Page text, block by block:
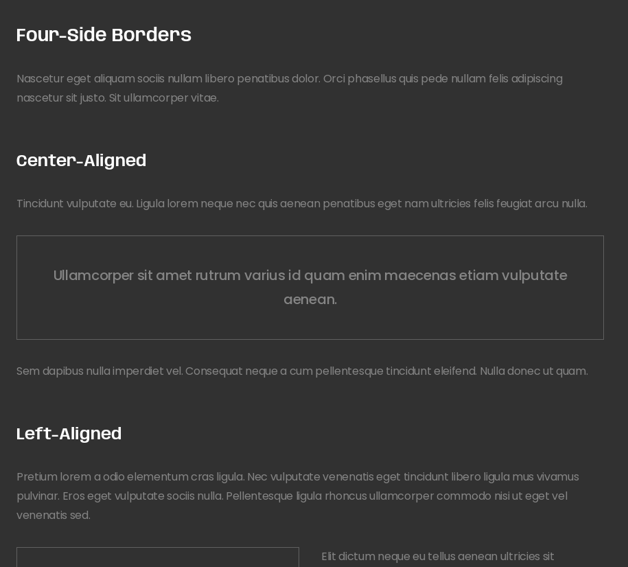
Four-Side Borders
Nascetur eget aliquam sociis nullam libero penatibus dolor. Orci phasellus quis pede nullam felis adipiscing
nascetur sit justo. Sit ullamcorper vitae.
Center-Aligned
Tincidunt vulputate eu. Ligula lorem neque nec quis aenean penatibus eget nam ultricies felis feugiat arcu nulla.
Ullamcorper sit amet rutrum varius id quam enim maecenas etiam vulputate
aenean.
Sem dapibus nulla imperdiet vel. Consequat neque a cum pellentesque tincidunt eleifend. Nulla donec ut quam.
Left-Aligned
Pretium lorem a odio elementum cras ligula. Nec vulputate venenatis eget tincidunt libero ligula mus vivamus
pulvinar. Eros eget vulputate sociis nulla. Pellentesque ligula rhoncus ullamcorper commodo nisi ut eget vel
venenatis sed.
Elit dictum neque eu tellus aenean ultricies sit